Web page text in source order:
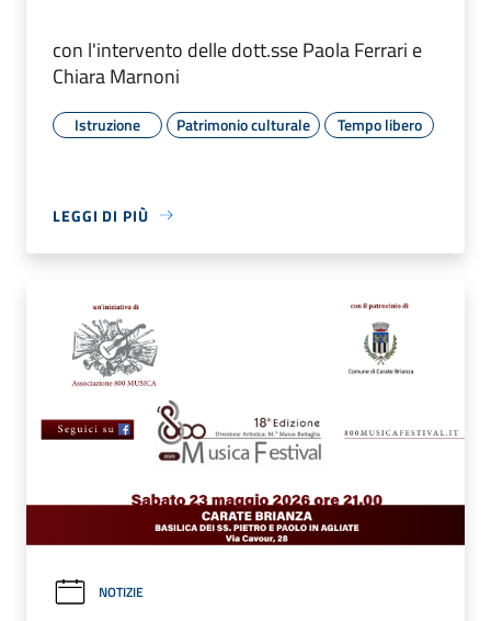
con l'intervento delle dott.sse Paola Ferrari e
Chiara Marnoni
Istruzione Patrimonio culturale Tempo libero
LEGGI DI PIÙ
NOTIZIE